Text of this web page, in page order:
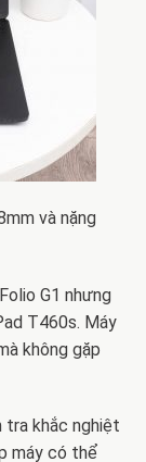
và nặng
G1 nhưng
T460s. Máy
không gặp
tra khắc nghiệt
máy có thể